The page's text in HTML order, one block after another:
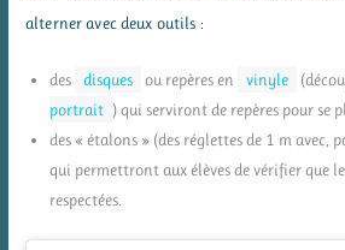
alterner avec deux outils :
des disques ou repères en vinyle
portrait ) qui serviront de repères pour se
des « étalons » (des réglettes de 1 m avec,
qui permettront aux élèves de vérifier que
respectées.